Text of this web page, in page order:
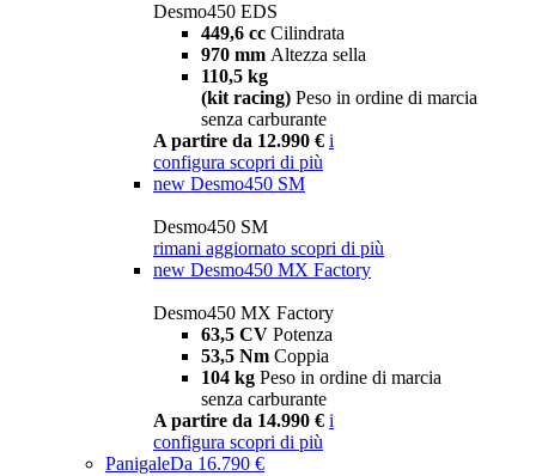
Desmo450 EDS
449,6 cc Cilindrata
970 mm Altezza sella
110,5 kg
(kit racing) Peso in ordine di marcia
senza carburante
A partire da 12.990 € i
configura scopri di più
new Desmo450 SM
Desmo450 SM
rimani aggiornato scopri di più
new Desmo450 MX Factory
Desmo450 MX Factory
63,5 CV Potenza
53,5 Nm Coppia
104 kg Peso in ordine di marcia
senza carburante
A partire da 14.990 € i
configura scopri di più
PanigaleDa 16.790 €